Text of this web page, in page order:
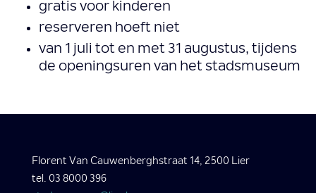
gratis voor kinderen
reserveren hoeft niet
van 1 juli tot en met 31 augustus, tijdens
de openingsuren van het stadsmuseum
Florent Van Cauwenberghstraat 14, 2500 Lier
tel. 03 8000 396